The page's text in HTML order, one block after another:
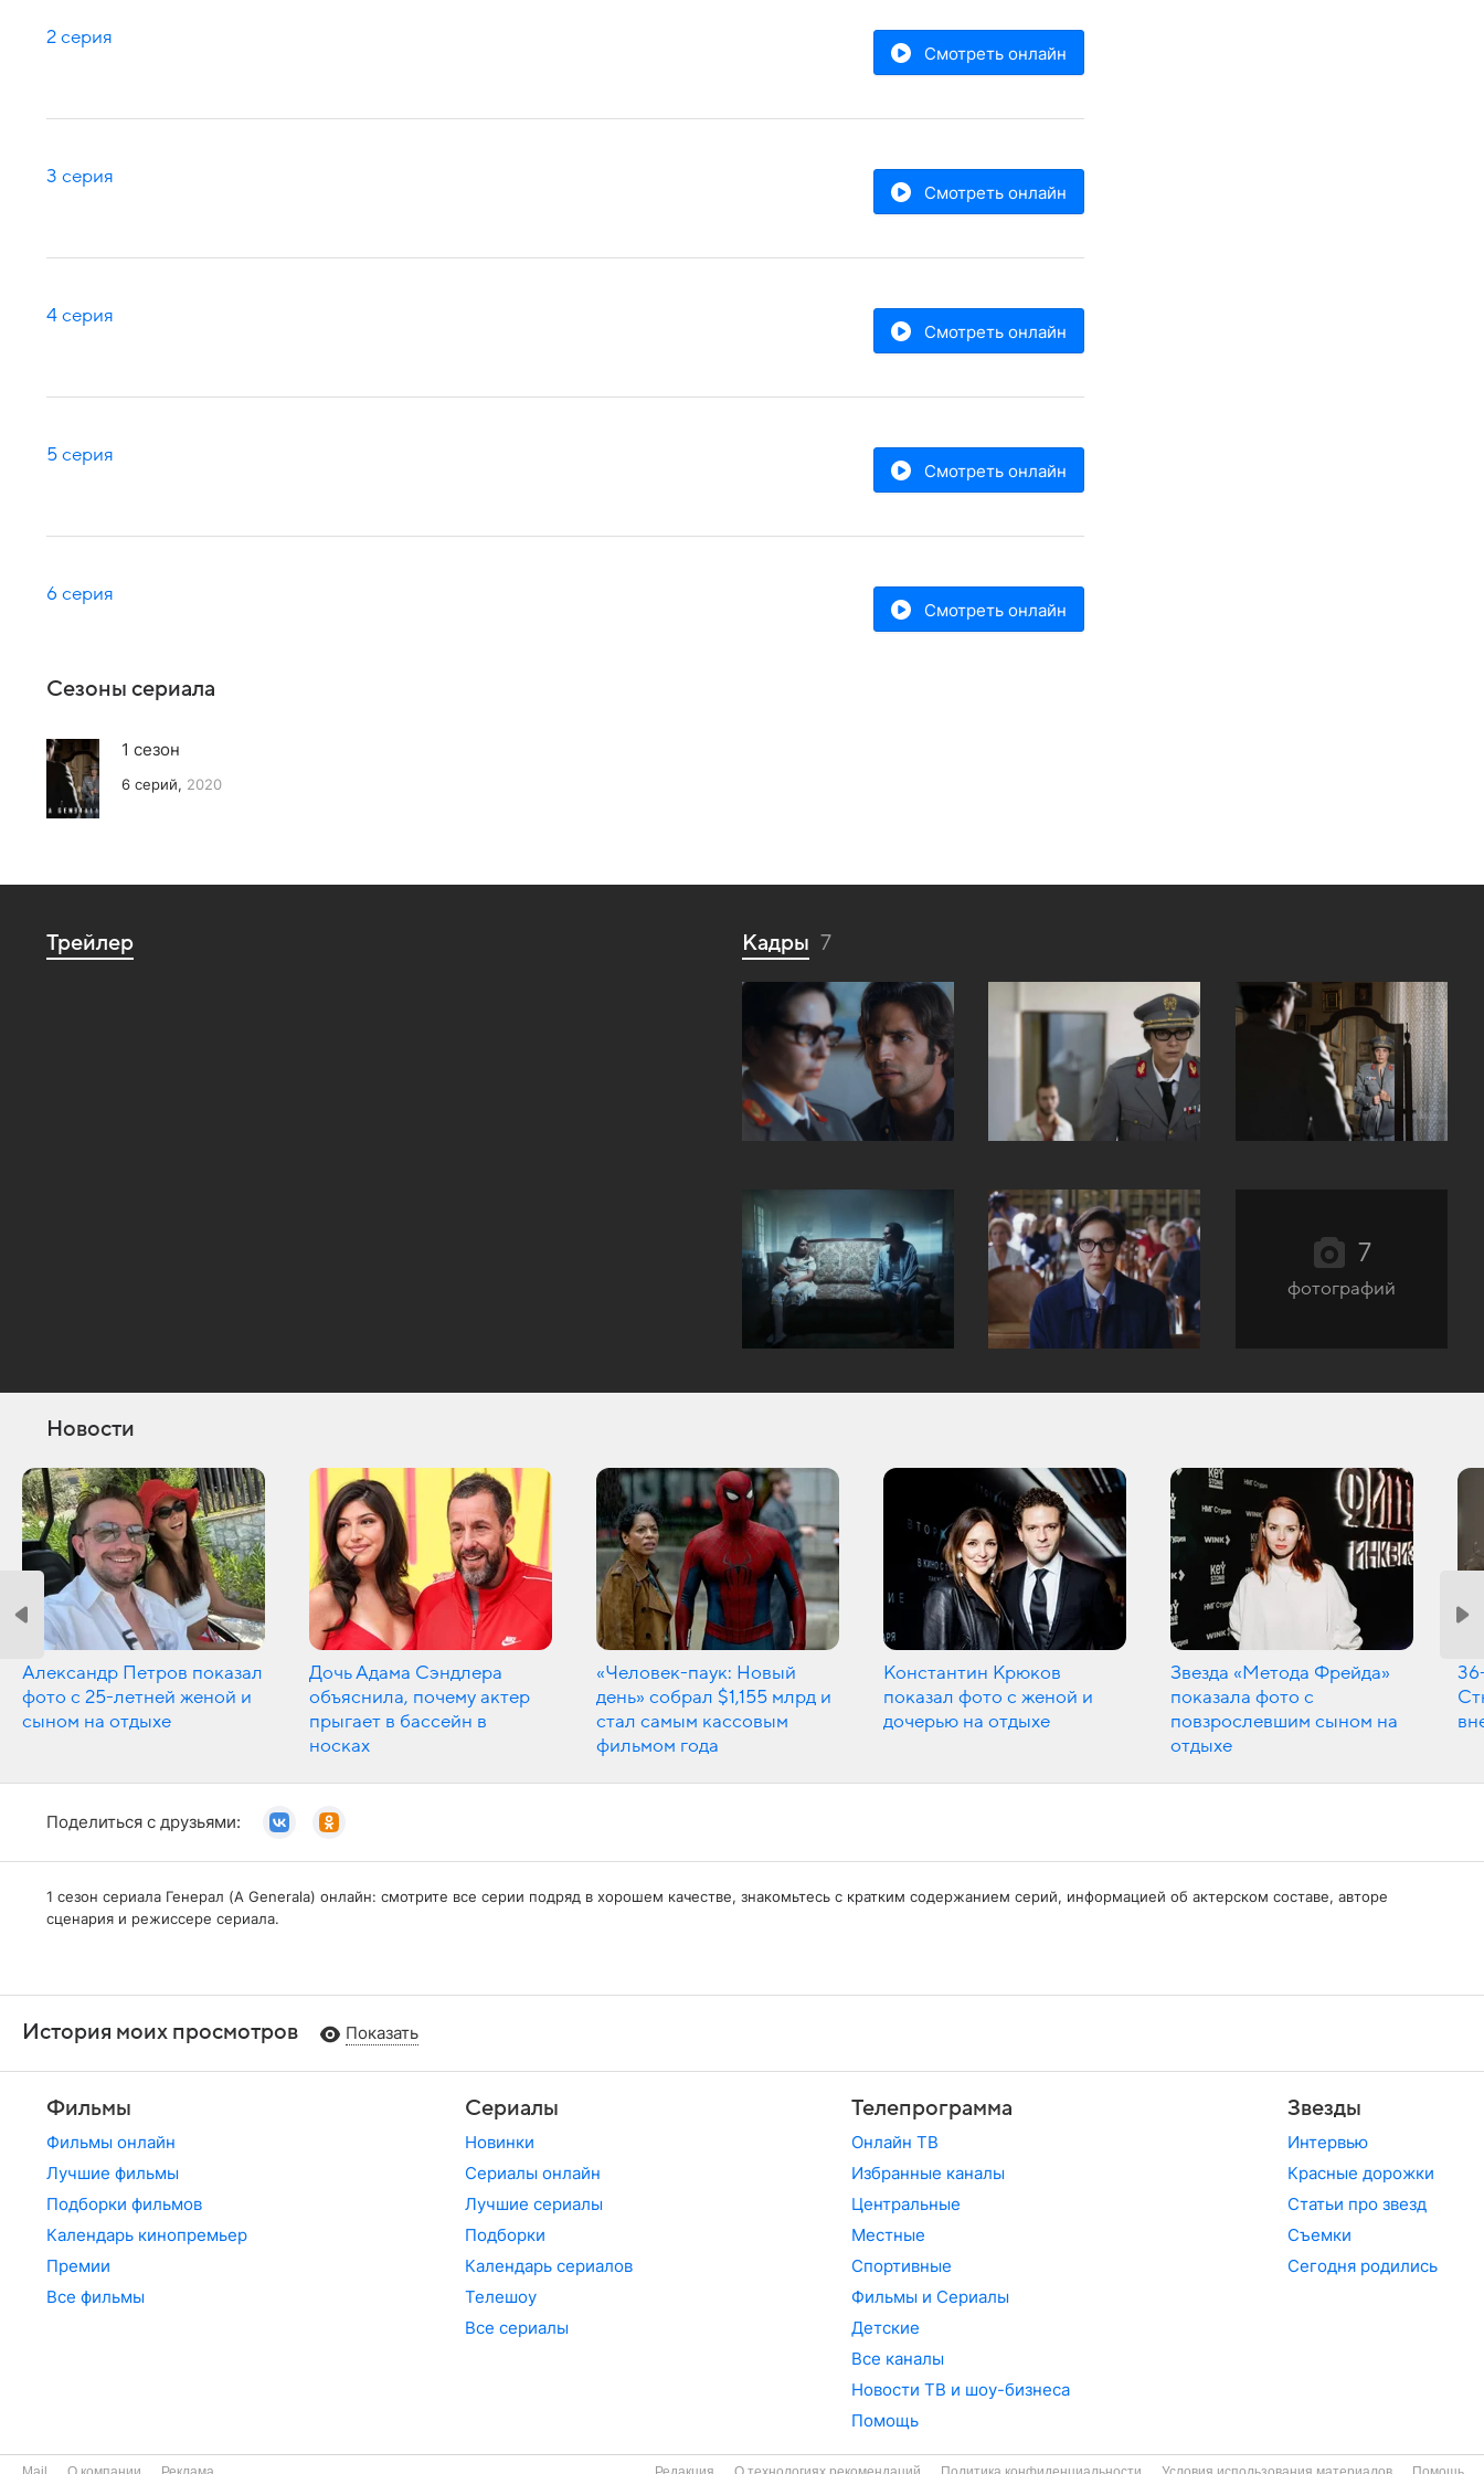
2 серия
Смотреть онлайн
3 серия
Смотреть онлайн
4 серия
Смотреть онлайн
5 серия
Смотреть онлайн
6 серия
Смотреть онлайн
Сезоны сериала
1 сезон
6 серий, 2020
Трейлер Кадры 7
7
фотографий
Новости
Александр Петров показал
фото с 25-летней женой и
сыном на отдыхе
Дочь Адама Сэндлера
объяснила, почему актер
прыгает в бассейн в
носках
«Человек-паук: Новый
день» собрал $1,155 млрд и
стал самым кассовым
фильмом года
Константин Крюков
показал фото с женой и
дочерью на отдыхе
Звезда «Метода Фрейда»
показала фото с
повзрослевшим сыном на
отдыхе
Поделиться с друзьями:
1 сезон сериала Генерал (A Generala) онлайн: смотрите все серии подряд в хорошем качестве, знакомьтесь с кратким содержанием серий, информацией об актерском составе, авторе
сценария и режиссере сериала.
История моих просмотров Показать
Фильмы
Фильмы онлайн
Лучшие фильмы
Подборки фильмов
Календарь кинопремьер
Премии
Все фильмы
Сериалы
Новинки
Сериалы онлайн
Лучшие сериалы
Подборки
Календарь сериалов
Телешоу
Все сериалы
Телепрограмма
Онлайн ТВ
Избранные каналы
Центральные
Местные
Спортивные
Фильмы и Сериалы
Детские
Все каналы
Новости ТВ и шоу-бизнеса
Помощь
Звезды
Интервью
Красные дорожки
Статьи про звезд
Съемки
Сегодня родились